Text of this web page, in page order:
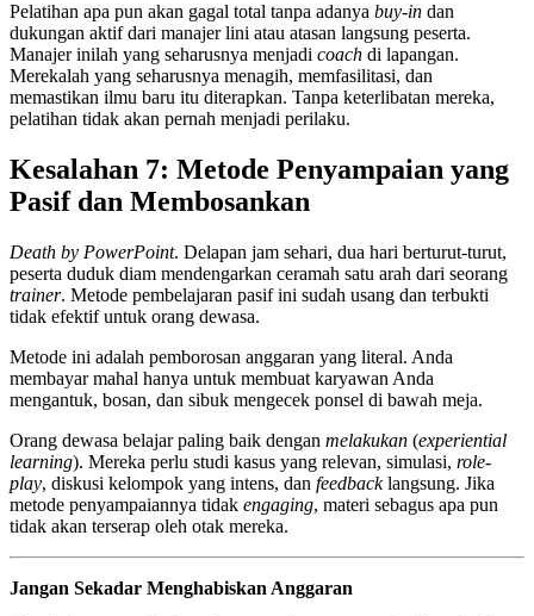
Pelatihan apa pun akan gagal total tanpa adanya buy-in dan
dukungan aktif dari manajer lini atau atasan langsung peserta.
Manajer inilah yang seharusnya menjadi coach di lapangan.
Merekalah yang seharusnya menagih, memfasilitasi, dan
memastikan ilmu baru itu diterapkan. Tanpa keterlibatan mereka,
pelatihan tidak akan pernah menjadi perilaku.
Kesalahan 7: Metode Penyampaian yang
Pasif dan Membosankan
Death by PowerPoint. Delapan jam sehari, dua hari berturut-turut,
peserta duduk diam mendengarkan ceramah satu arah dari seorang
trainer. Metode pembelajaran pasif ini sudah usang dan terbukti
tidak efektif untuk orang dewasa.
Metode ini adalah pemborosan anggaran yang literal. Anda
membayar mahal hanya untuk membuat karyawan Anda
mengantuk, bosan, dan sibuk mengecek ponsel di bawah meja.
Orang dewasa belajar paling baik dengan melakukan (experiential
learning). Mereka perlu studi kasus yang relevan, simulasi, role-
play, diskusi kelompok yang intens, dan feedbacklangsung. Jika
metode penyampaiannya tidak engaging, materi sebagus apa pun
tidak akan terserap oleh otak mereka.
Jangan Sekadar Menghabiskan Anggaran